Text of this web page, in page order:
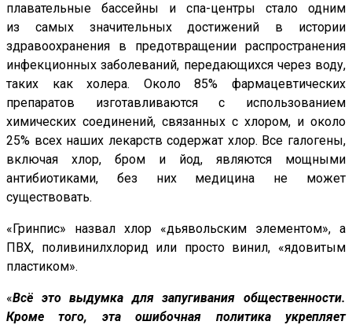
плавательные бассейны и спа-центры стало одним
из самых значительных достижений в истории
здравоохранения в предотвращении распространения
инфекционных заболеваний, передающихся через воду,
таких как холера. Около 85% фармацевтических
препаратов изготавливаются с использованием
химических соединений, связанных с хлором, и около
25% всех наших лекарств содержат хлор. Все галогены,
включая хлор, бром и йод, являются мощными
антибиотиками, без них медицина не может
существовать.
«Гринпис» назвал хлор «дьявольским элементом», а
ПВХ, поливинилхлорид или просто винил, «ядовитым
пластиком».
«Всё это выдумка для запугивания общественности.
Кроме того, эта ошибочная политика укрепляет